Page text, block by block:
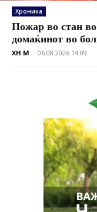
Хроника
Пожар во стан во
домаќинот во
XH M - 06.08.2026 14:09